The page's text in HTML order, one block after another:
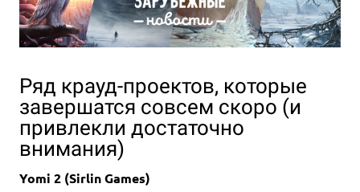
Ряд крауд-проектов, которые
завершатся совсем скоро (и
привлекли достаточно
внимания)
Yomi 2 (Sirlin Games)